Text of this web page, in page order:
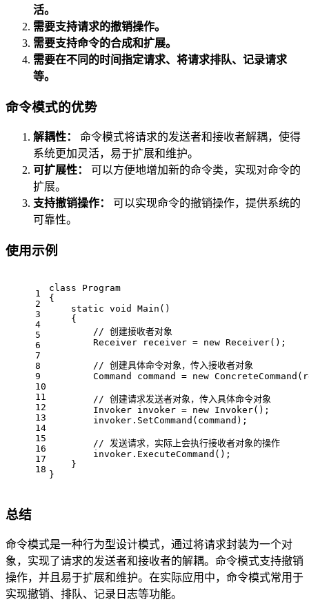
活。
需要支持请求的撤销操作。
需要支持命令的合成和扩展。
需要在不同的时间指定请求、将请求排队、记录请求
等。
命令模式的优势
解耦性：
命令模式将请求的发送者和接收者解耦，使得
系统更加灵活，易于扩展和维护。
可扩展性：
可以方便地增加新的命令类，实现对命令的
扩展。
支持撤销操作：
可以实现命令的撤销操作，提供系统的
可靠性。
使用示例
1
2
3
4
5
6
7
8
9
10
11
12
13
14
15
16
17
18
class
Program
{
static void Main ()
    {
// 创建接收者对象
        Receiver receiver =
new Receiver();
// 创建具体命令对象，传入接收者对象
        Command command =
new
// 创建请求发送者对象，传入具体命令对象
        Invoker invoker =
new Invoker();
        invoker.SetCommand(command);
// 发送请求，实际上会执行接收者对象的操作
        invoker.ExecuteCommand();
    }
}
总结
命令模式是一种行为型设计模式，通过将请求封装为一个对
象，实现了请求的发送者和接收者的解耦。命令模式支持撤销
操作，并且易于扩展和维护。在实际应用中，命令模式常用于
实现撤销、排队、记录日志等功能。